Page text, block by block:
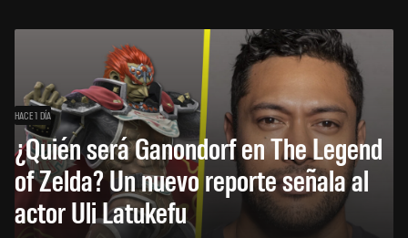
HACE 1 DÍA
¿Quién será Ganondorf en The Legend
of Zelda? Un nuevo reporte señala al
actor Uli Latukefu